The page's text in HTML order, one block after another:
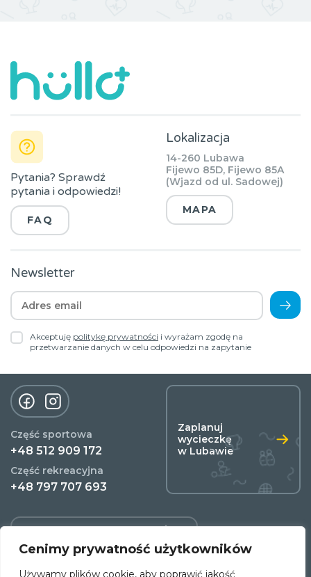
Cenimy prywatność użytkowników
Używamy plików cookie, aby poprawić jakość
Pytania? Sprawdź
pytania i odpowiedzi!
FAQ
Lokalizacja
14-260 Lubawa
Fijewo 85D, Fijewo 85A
(Wjazd od ul. Sadowej)
MAPA
Newsletter
Akceptuję politykę prywatności i wyrażam zgodę na
przetwarzanie danych w celu odpowiedzi na zapytanie
Część sportowa
+48 512 909 172
Część rekreacyjna
+48 797 707 693
Zaplanuj
wycieczkę
w Lubawie
REGULAMIN